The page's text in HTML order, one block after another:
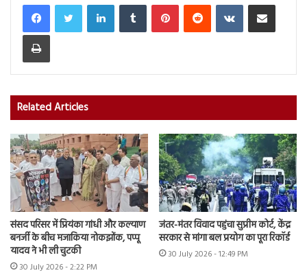
LinkedInTumblr PinterestReddit VKontakteShare via Email
Print
Related Articles
संसद परिसर में प्रियंका गांधी और कल्याण
बनर्जी के बीच मजाकिया नोकझोंक, पप्पू
यादव ने भी ली चुटकी
30 July 2026 - 2:22 PM
जंतर-मंतर विवाद पहुंचा सुप्रीम कोर्ट, केंद्र
सरकार से मांगा बल प्रयोग का पूरा रिकॉर्ड
30 July 2026 - 12:49 PM